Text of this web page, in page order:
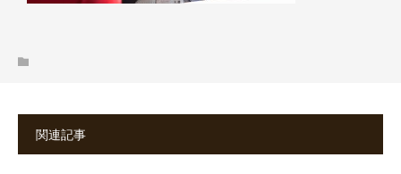
関連記事